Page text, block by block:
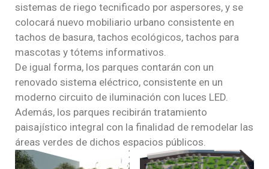
sistemas de riego tecnificado por aspersores, y se
colocará nuevo mobiliario urbano consistente en
tachos de basura, tachos ecológicos, tachos para
mascotas y tótems informativos.
De igual forma, los parques contarán con un
renovado sistema eléctrico, consistente en un
moderno circuito de iluminación con luces LED.
Además, los parques recibirán tratamiento
paisajístico integral con la finalidad de remodelar las
áreas verdes de dichos espacios públicos.